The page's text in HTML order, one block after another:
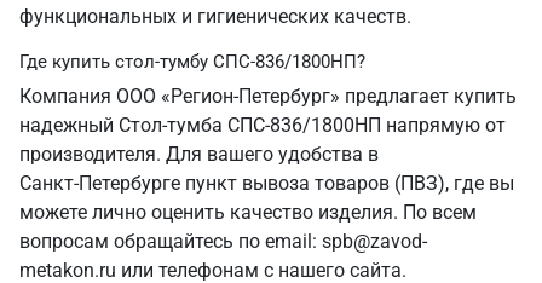
функциональных и гигиенических качеств.
Где купить стол-тумбу СПС-836/1800НП?
Компания ООО «Регион-Петербург» предлагает купить
надежный Стол-тумба СПС-836/1800НП напрямую от
производителя. Для вашего удобства в
Санкт‑Петербурге пункт вывоза товаров (ПВЗ), где вы
можете лично оценить качество изделия. По всем
вопросам обращайтесь по email: spb@zavod-
metakon.ru или телефонам с нашего сайта.